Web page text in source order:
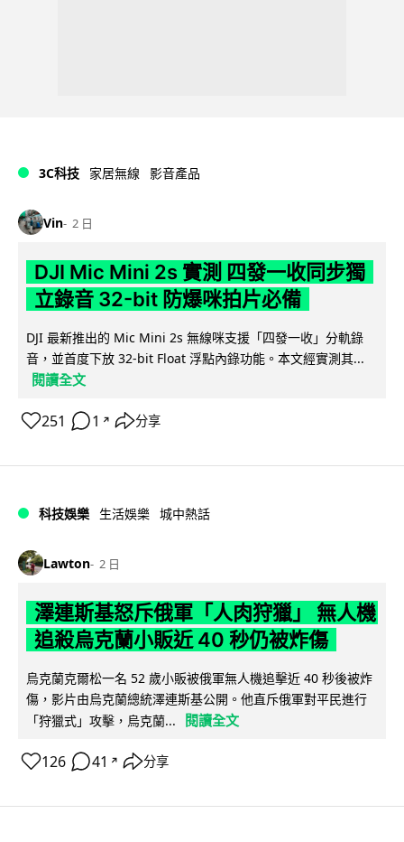
3C科技 家居無線 影音產品
Vin 2 日
DJI Mic Mini 2s 實測 四發一收同步獨
立錄音 32-bit 防爆咪拍片必備
DJI 最新推出的 Mic Mini 2s 無線咪支援「四發一收」分軌錄
音，並首度下放 32-bit Float 浮點內錄功能。本文經實測其...
閱讀全文
251 1 ↗ 分享
科技娛樂 生活娛樂 城中熱話
Lawton 2 日
澤連斯基怒斥俄軍「人肉狩獵」 無人機
追殺烏克蘭小販近 40 秒仍被炸傷
烏克蘭克爾松一名 52 歲小販被俄軍無人機追擊近 40 秒後被炸
傷，影片由烏克蘭總統澤連斯基公開。他直斥俄軍對平民進行
「狩獵式」攻擊，烏克蘭...
閱讀全文
126 41 ↗ 分享